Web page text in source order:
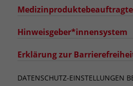
Medizinproduktebeauftragte
Hinweisgeber*innensystem
Erklärung zur
DATENSCHUTZ-EINSTELLUNGEN